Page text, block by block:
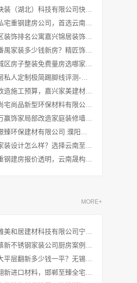
同城快装（湖北）科技有限公司快住老房快装公司工期保障靠谱吗
独栋私宅重钢建房公司，首选云南晟构建材
秀洲区装饰排名公寓嘉兴锦居装饰材料有限公司
广州番禺家装多少钱新房？精匠饰家报价透明合理
嘉善改造施工预算，嘉兴家美建材科技透明更省心
江西尚宅尚品新型环保材料有限公司本地全屋定制简欧套餐
海南万赢饰家局部改造家庭装修墙地翻新
MORE+
梁溪大平层翻新多少钱一平？无锡亿莱居为您报价